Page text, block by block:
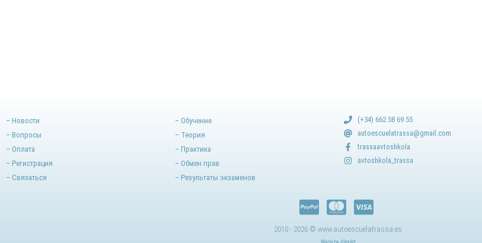
– Новости
– Вопросы
– Оплата
– Регистрация
– Связаться
– Обучение
– Теория
– Практика
– Обмен прав
– Результаты экзаменов
(+34) 662 58 69 55
autoescuelatrassa@gmail.com
trassaavtoshkola
avtoshkola_trassa
2010 - 2026 © www.autoescuelatrassa.es